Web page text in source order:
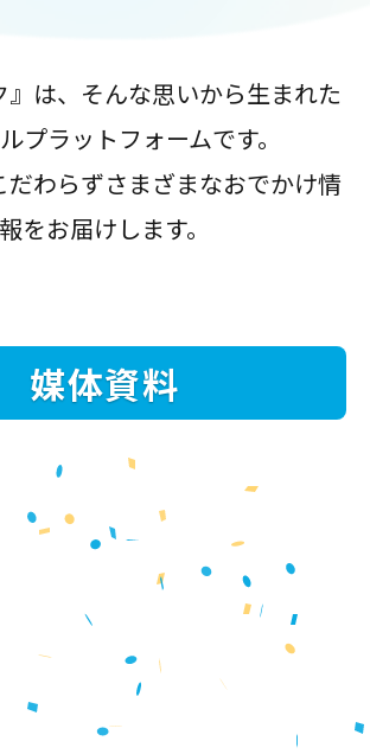
』は、そんな思いから生まれた
プラットフォームです。
だわらずさまざまなおでかけ情
報をお届けします。
媒体資料